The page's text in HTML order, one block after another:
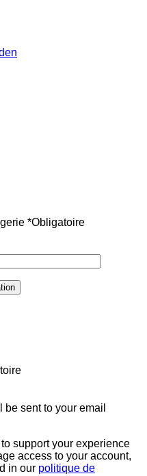
*Obligatoire
sent to your email
support your experience
access to your account,
in our politique de